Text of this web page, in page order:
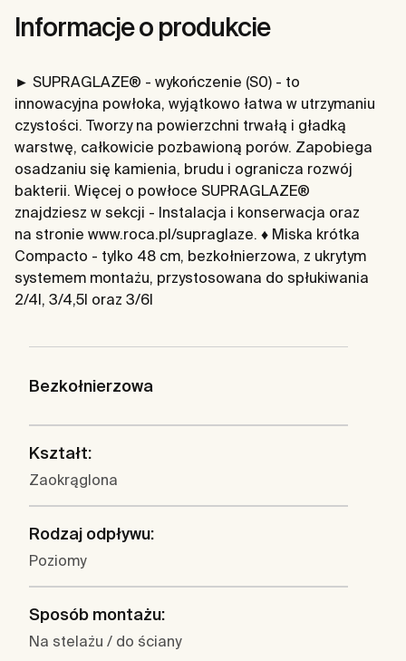
Informacje o produkcie
► SUPRAGLAZE® - wykończenie (S0) - to
innowacyjna powłoka, wyjątkowo łatwa w utrzymaniu
czystości. Tworzy na powierzchni trwałą i gładką
warstwę, całkowicie pozbawioną porów. Zapobiega
osadzaniu się kamienia, brudu i ogranicza rozwój
bakterii. Więcej o powłoce SUPRAGLAZE®
znajdziesz w sekcji - Instalacja i konserwacja oraz
na stronie www.roca.pl/supraglaze. ♦ Miska krótka
Compacto - tylko 48 cm, bezkołnierzowa, z ukrytym
systemem montażu, przystosowana do spłukiwania
2/4l, 3/4,5l oraz 3/6l
Bezkołnierzowa
Kształt:
Zaokrąglona
Rodzaj odpływu:
Poziomy
Sposób montażu:
Na stelażu / do ściany